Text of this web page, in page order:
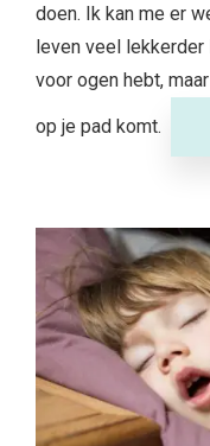
doen. Ik kan me er
leven veel
voor ogen hebt,
op je pad komt.